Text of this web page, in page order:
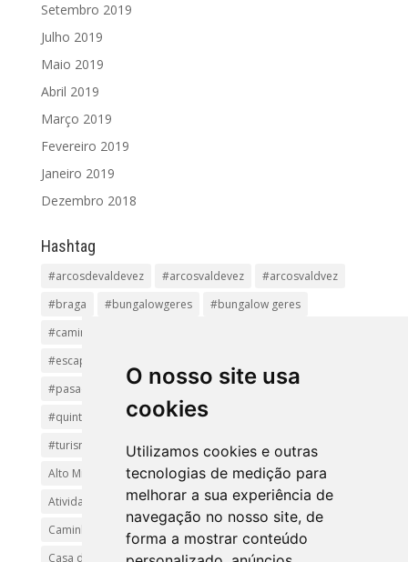
O nosso site usa
cookies
Utilizamos cookies e outras
tecnologias de medição para
melhorar a sua experiência de
navegação no nosso site, de
forma a mostrar conteúdo
Setembro 2019
Julho 2019
Maio 2019
Abril 2019
Março 2019
Fevereiro 2019
Janeiro 2019
Dezembro 2018
Hashtag
#arcosdevaldevez #arcosvaldevez
#arcosvaldvez
#braga
#bungalowgeres
#bungalow geres
#caminhadas
#escapadinha
#pasadiços
#passadiçosdovez
#penedageres
#quintalamosa
#religião
#turismoreligioso
#turismorural
#vianadocastelo
Alto Minho
Arcos de Valdevez.
Arcos Valdevez
Atividades e Passeios
aventura
Caminhadas e Passeio
Caminho de Santiago
Caminho Minhoto Ribeiro
Casa da Arvore
casa de feria geres ferias